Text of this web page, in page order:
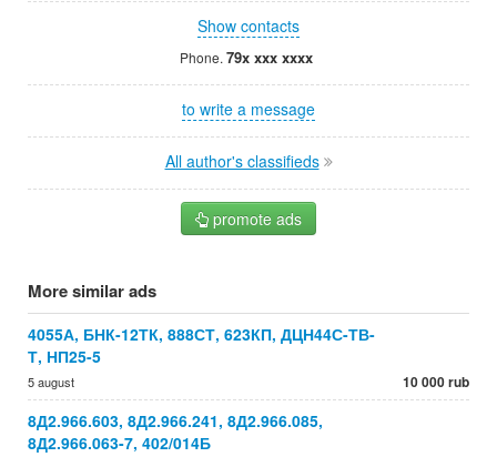
Show contacts
Phone. 79x xxx xxxx
to write a message
All author's classifieds
promote ads
More similar ads
4055А, БНК-12ТК, 888СТ, 623КП, ДЦН44С-ТВ-
Т, НП25-5
5 august 10 000 rub
8Д2.966.603, 8Д2.966.241, 8Д2.966.085,
8Д2.966.063-7, 402/014Б